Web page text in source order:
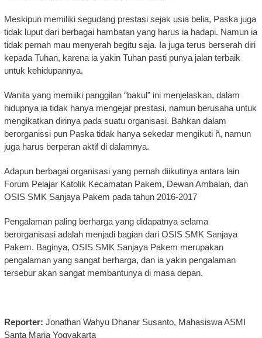
Meskipun memiliki segudang prestasi sejak usia belia, Paska juga
tidak luput dari berbagai hambatan yang harus ia hadapi. Namun ia
tidak pernah mau menyerah begitu saja. Ia juga terus berserah diri
kepada Tuhan, karena ia yakin Tuhan pasti punya jalan terbaik
untuk kehidupannya.
Wanita yang memiiki panggilan “bakul” ini menjelaskan, dalam
hidupnya ia tidak hanya mengejar prestasi, namun berusaha untuk
mengikatkan dirinya pada suatu organisasi. Bahkan dalam
berorganissi pun Paska tidak hanya sekedar mengikuti ñ, namun
juga harus berperan aktif di dalamnya.
Adapun berbagai organisasi yang pernah diikutinya antara lain
Forum Pelajar Katolik Kecamatan Pakem, Dewan Ambalan, dan
OSIS SMK Sanjaya Pakem pada tahun 2016-2017
Pengalaman paling berharga yang didapatnya selama
berorganisasi adalah menjadi bagian dari OSIS SMK Sanjaya
Pakem. Baginya, OSIS SMK Sanjaya Pakem merupakan
pengalaman yang sangat berharga, dan ia yakin pengalaman
tersebur akan sangat membantunya di masa depan.
Reporter: Jonathan Wahyu Dhanar Susanto, Mahasiswa ASMI
Santa Maria Yogyakarta